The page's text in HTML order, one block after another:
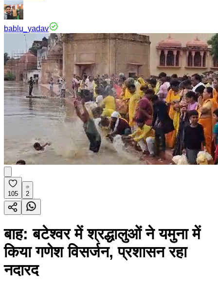
bablu_yadav
105 2
बाह: बटेश्वर में श्रद्धालुओं ने यमुना में
किया गणेश विसर्जन, प्रशासन रहा
नदारद